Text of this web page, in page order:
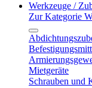
Werkzeuge /
Zur Kategorie
Mietgeräte
Schrauben und